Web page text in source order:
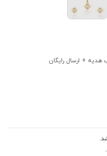
+ ارسال رایگان